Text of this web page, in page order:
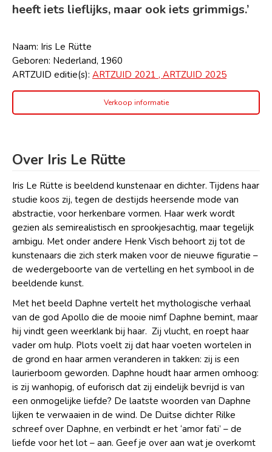
heeft iets lieflijks, maar ook iets grimmigs.’
Naam: Iris Le Rütte
Geboren: Nederland, 1960
ARTZUID editie(s): ARTZUID 2021 , ARTZUID 2025
Verkoop informatie
Over Iris Le Rütte
Iris Le Rütte is beeldend kunstenaar en dichter. Tijdens haar
studie koos zij, tegen de destijds heersende mode van
abstractie, voor herkenbare vormen. Haar werk wordt
gezien als semirealistisch en sprookjesachtig, maar tegelijk
ambigu. Met onder andere Henk Visch behoort zij tot de
kunstenaars die zich sterk maken voor de nieuwe figuratie –
de wedergeboorte van de vertelling en het symbool in de
beeldende kunst.
Met het beeld Daphne vertelt het mythologische verhaal
van de god Apollo die de mooie nimf Daphne bemint, maar
hij vindt geen weerklank bij haar. Zij vlucht, en roept haar
vader om hulp. Plots voelt zij dat haar voeten wortelen in
de grond en haar armen veranderen in takken: zij is een
laurierboom geworden. Daphne houdt haar armen omhoog:
is zij wanhopig, of euforisch dat zij eindelijk bevrijd is van
een onmogelijke liefde? De laatste woorden van Daphne
lijken te verwaaien in de wind. De Duitse dichter Rilke
schreef over Daphne, en verbindt er het ‘amor fati’ – de
liefde voor het lot – aan. Geef je over aan wat je overkomt